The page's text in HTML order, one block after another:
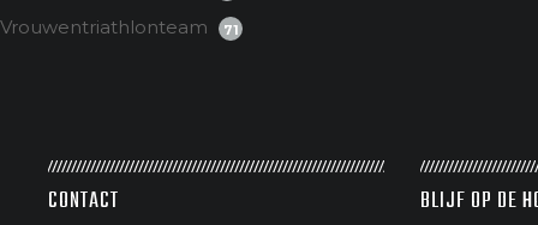
Vrouwentriathlonteam 71
CONTACT BLIJF OP DE